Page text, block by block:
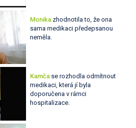
Monikazhodnotila to, že ona
sama medikaci předepsanou
neměla.
Kamčase rozhodla odmítnout
medikaci, která jí byla
doporučena v rámci
hospitalizace.